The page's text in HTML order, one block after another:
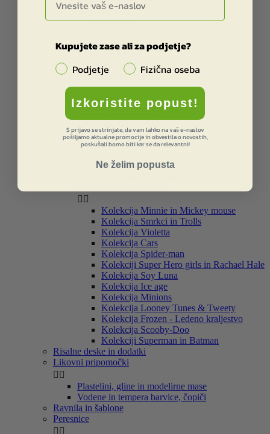

Deklice
Kolekcija Star Wars
Kolekcija ice age
Kolekcija Peak
Zvezki, bloki in pripomočki
Kolekcija Street
Kolekcija Barcelona
Kolekcija Real Madrid
Kolekcija Liverpool
Kolekcija Star Wars
Kolekcija Smiley
 
Kolekcija Minnie in Mickey mouse
Kolekcija Smrkci in Trolls
Kolekcija Violetta
Kolekcija Cars
Kolekcija Spider-man
Kolekciji Super Hero girls in Rachael Hale
Kolekcija Soy Luna
Kolekcija Ice age
Kolekcija Minions
Kolekcija Looney Tunes & Tweety
Kolekcija Frozen - Ledeno kraljestvo
Kolekcija Scooby-Doo
Kolekciji Superman in Batman
Risalne deske in dodatki
Likovni pripomočki
 
Plastelini, gline in modelirne mase
Vodene in tempera barvice, čopiči
Ravnila in šablone
Peresnice
 
Kupujete zase ali za podjetje?
Podjetje
Fizična oseba
Izkoristite popust!
S prijavo se strinjate, da vam lahko na vaš e-naslov
pošiljamo aktualne promocije in obvestila o novostih,
poskušali bomo biti kar se da relevantni!
Ne želim popusta